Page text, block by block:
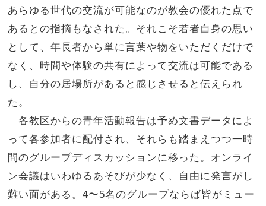
あらゆる世代の交流が可能なのが教会の優れた点で
あるとの指摘もなされた。それこそ若者自身の思い
として、年長者から単に言葉や物をいただくだけで
なく、時間や体験の共有によって交流は可能である
し、自分の居場所があると感じさせると伝えられ
た。
各教区からの青年活動報告は予め文書データによ
って各参加者に配付され、それらも踏まえつつ一時
間のグループディスカッションに移った。オンライ
ン会議はいわゆるあそびが少なく、自由に発言がし
難い面がある。4〜5名のグループならば皆がミュー